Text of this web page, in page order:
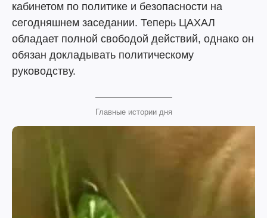
кабинетом по политике и безопасности на
сегодняшнем заседании. Теперь ЦАХАЛ
обладает полной свободой действий, однако он
обязан докладывать политическому
руководству.
Главные истории дня